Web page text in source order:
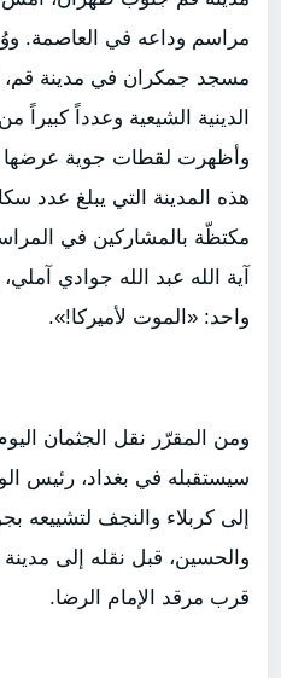
مراسم وداعه في العاصمة.
مسجد جمكران في مدينة قم،
الدينية الشيعية وعدداً كبيراً
وأظهرت لقطات جوية عرضها
مكتظّة بالمشاركين في
آية الله عبد الله جوادي
واحد: «الموت لأميركا!».
ومن المقرّر نقل الجثمان
سيستقبله في بغداد، رئيس
إلى كربلاء والنجف لتشييعه
والحسين، قبل نقله إلى
قرب مرقد الإمام الرضا.